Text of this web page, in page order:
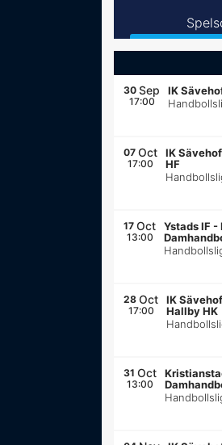
30 Sep
17:00
IK
07 Oct
17:00
IK
HF
17 Oct
13:00
Ystads IF -
28 Oct
17:00
IK
Hallby HK
31 Oct
13:00